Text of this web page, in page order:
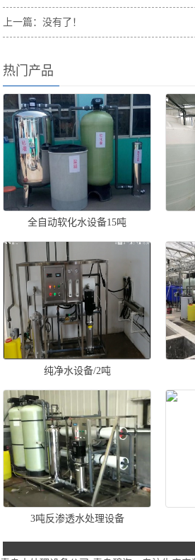
上一篇：没有了！
热门产品
全自动软化水设备15吨
纯净水设备/2吨
3吨反渗透水处理设备